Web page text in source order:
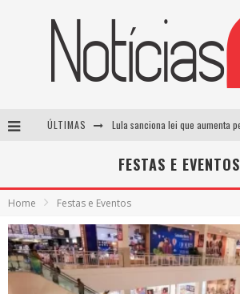
ÚLTIMAS
FESTAS E EVENTOS
Home Festas e Eventos